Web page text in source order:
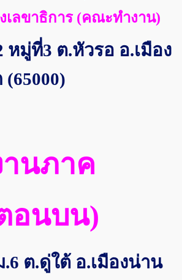
เลขาธิการ (คณะทำงาน)
หมู่ที่3 ต.หัวรอ อ.เมือง
นภาค
อนบน)
.6 ต.ดู่ใต้ อ.เมืองน่าน